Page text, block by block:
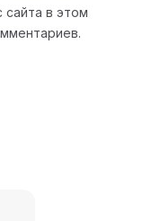
в этом